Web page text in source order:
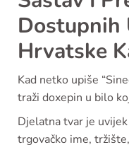
Dostupnih
Hrvatske
Kad netko upiše
traži doxepin u bilo
Djelatna tvar je
trgovačko ime,